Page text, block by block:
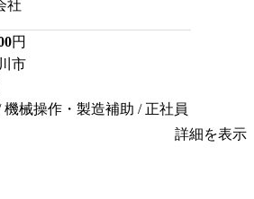
社
円
市
機械操作・製造補助 / 正社員
詳細を表示